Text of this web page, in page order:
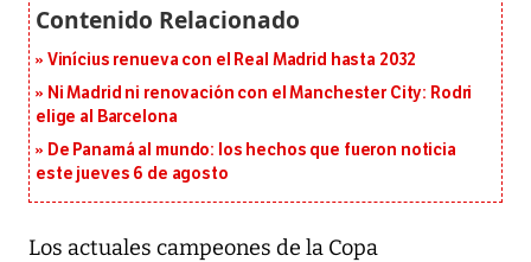
Vinícius renueva con el Real Madrid hasta 2032
Ni Madrid ni renovación con el Manchester City: Rodri
elige al Barcelona
De Panamá al mundo: los hechos que fueron noticia
este jueves 6 de agosto
Los actuales campeones de la Copa